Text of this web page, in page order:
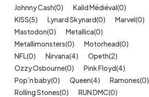
Johnny Cash(0) Kalid Médiéval(0)
KISS(5) Lynard Skynard(0) Marvel(0)
Mastodon(0) Metallica(0)
Metallimonsters(0) Motorhead(0)
NFL(0) Nirvana(4) Opeth(2)
Ozzy Osbourne(0) Pink Floyd(4)
Pop’n baby(0) Queen(4) Ramones(0)
Rolling Stones(0) RUN DMC(0)